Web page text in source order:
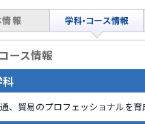
ース情報
科
、貿易のプロフェッショナルを育